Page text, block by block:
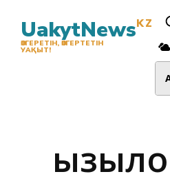
UakytNewsKZ
ӨЗГЕРЕТІН, ӨЗГЕРТЕТІН
УАҚЫТ!